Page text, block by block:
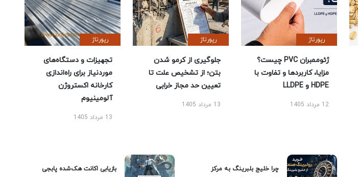
رپورتاژ
ژئوممبران PVC چیست؟
مزایا، کاربردها و تفاوت با
HDPE و LLDPE
12 مرداد 1405
رپورتاژ
جلوگیری از کرمو شدن
بتن؛ از تشخیص علت تا
تعیین حد مجاز خرابی
13 مرداد 1405
رپورتاژ
تجهیزات و دستگاه‌های
موردنیاز برای راه‌اندازی
کارخانه اکستروژن
آلومینیوم
13 مرداد 1405
چرا خلیج بلبرینگ به مرکز
بازیابی اکانت هک‌شده پابجی